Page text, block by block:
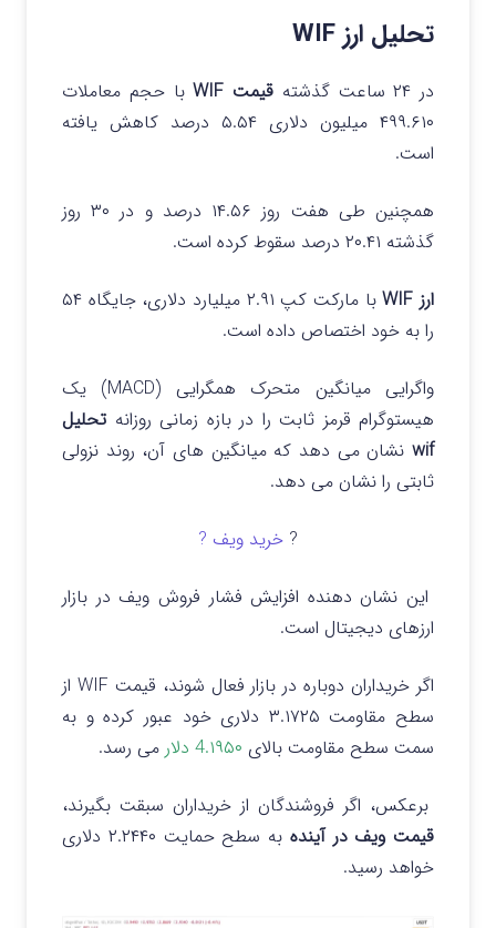
تحلیل ارز WIF
در ۲۴ ساعت گذشته قیمت WIF
با حجم معاملات
۴۹۹.۶۱۰ میلیون دلاری ۵.۵۴ درصد کاهش یافته
است.
همچنین طی هفت روز ۱۴.۵۶ درصد و در ۳۰ روز
گذشته ۲۰.۴۱ درصد سقوط کرده است.
ارز WIF
با مارکت کپ ۲.۹۱ میلیارد دلاری، جایگاه ۵۴
را به خود اختصاص داده است.
واگرایی میانگین متحرک همگرایی (MACD) یک
هیستوگرام قرمز ثابت را در بازه زمانی روزانه تحلیل
wif نشان می دهد که میانگین های آن، روند نزولی
ثابتی را نشان می دهد.
? خرید ویف ?
این نشان دهنده افزایش فشار فروش ویف در بازار
ارزهای دیجیتال است.
اگر خریداران دوباره در بازار فعال شوند، قیمت WIF از
سطح مقاومت ۳.۱۷۲۵ دلاری خود عبور کرده و به
سمت سطح مقاومت بالای
می رسد.
برعکس، اگر فروشندگان از خریداران سبقت بگیرند،
قیمت ویف در آینده
به سطح حمایت ۲.۲۴۴۰ دلاری
خواهد رسید.